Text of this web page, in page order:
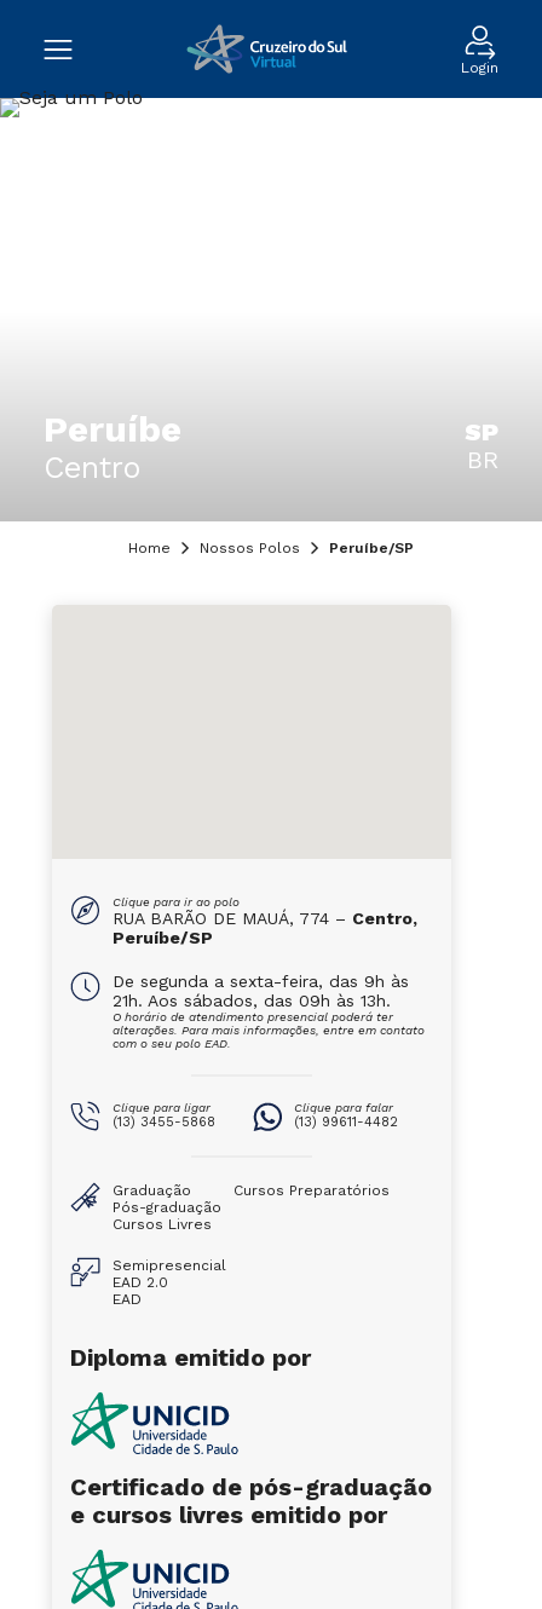
Login
Peruíbe
Centro
SP
BR
Home Nossos Polos Peruíbe/SP
Clique para ir ao polo
RUA BARÃO DE MAUÁ, 774 – Centro,
Peruíbe/SP
De segunda a sexta-feira, das 9h às
21h. Aos sábados, das 09h às 13h.
O horário de atendimento presencial poderá ter
alterações. Para mais informações, entre em contato
com o seu polo EAD.
Clique para ligar
(13) 3455-5868
Clique para falar
(13) 99611-4482
Graduação
Pós-graduação
Cursos Livres
Cursos Preparatórios
Semipresencial
EAD 2.0
EAD
Diploma emitido por
Certificado de pós-graduação
e cursos livres emitido por